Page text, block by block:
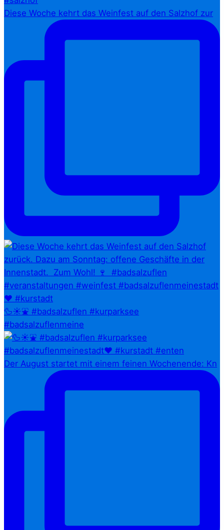
Diese Woche kehrt das Weinfest auf den Salzhof zur
🦆☀️⛲ #badsalzuflen #kurparksee
#badsalzuflenmeine
Der August startet mit einem feinen Wochenende: Kn